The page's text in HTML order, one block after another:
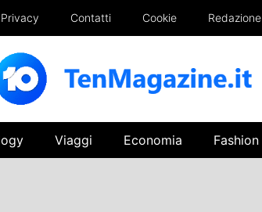
Privacy Contatti Cookie Redazione
Viaggi Economia Fashion